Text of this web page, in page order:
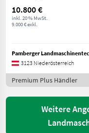
10.800 €
inkl. 20 % MwSt.
9.000 € exkl.
3123 Niederösterreich
Premium Plus Händler
Weitere